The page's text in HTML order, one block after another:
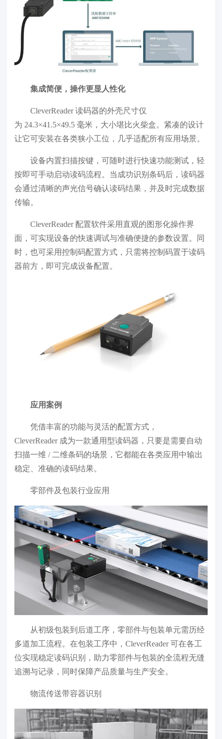
集成简便，操作更显人性化
CleverReader 读码器的外壳尺寸仅
为 24.3×41.5×49.5 毫米，大小堪比火柴盒。紧凑的设计
让它可安装在各类狭小工位，几乎适配所有应用场景。
设备内置扫描按键，可随时进行快速功能测试，轻
按即可手动启动读码流程。当成功识别条码后，读码器
会通过清晰的声光信号确认读码结果，并及时完成数据
传输。
CleverReader 配置软件采用直观的图形化操作界
面，可实现设备的快速调试与准确便捷的参数设置。同
时，也可采用控制码配置方式，只需将控制码置于读码
器前方，即可完成设备配置。
应用案例
凭借丰富的功能与灵活的配置方式，
CleverReader 成为一款通用型读码器，只要是需要自动
扫描一维 / 二维条码的场景，它都能在各类应用中输出
稳定、准确的读码结果。
零部件及包装行业应用
从初级包装到后道工序，零部件与包装单元需历经
多道加工流程。在包装工序中，CleverReader 可在各工
位实现稳定读码识别，助力零部件与包装的全流程无缝
追溯与记录，同时保障产品质量与生产安全。
物流传送带容器识别